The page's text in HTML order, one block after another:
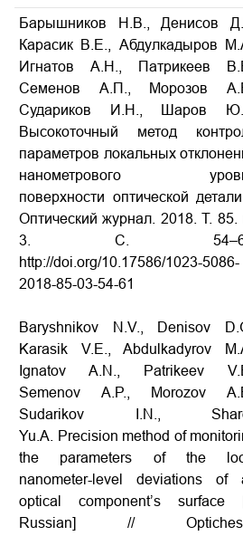
Барышников Н.В., Денисов
Карасик В.Е., Абдулкадыров
Игнатов А.Н., Патрикеев
Семенов А.П., Морозов
Судариков И.Н., Шаров
Высокоточный метод
параметров локальных
нанометрового
поверхности оптической детали
Оптический журнал. 2018. Т.
3. С.
http://doi.org/10.17586/1023-5086-
2018-85-03-54-61
Baryshnikov N.V., Denisov
Karasik V.E., Abdulkadyrov
Ignatov A.N., Patrikeev
Semenov A.P., Morozov
Sudarikov I.N.,
Yu.A. Precision method of
the parameters of the
nanometer-level deviations of
optical component’s surface
Russian] //